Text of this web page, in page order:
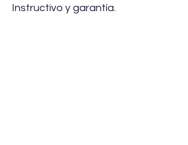
Instructivo y garantía.